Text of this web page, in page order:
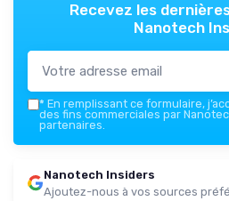
Recevez les
Nanotech
* En remplissant ce formulaire,
des fins commerciales par
partenaires.
Nanotech Insiders
Ajoutez-nous à vos sources